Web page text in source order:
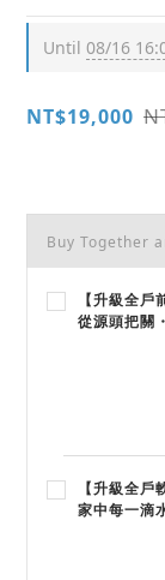
Until 08/16
NT$19,000
Buy Together
【升級全
從源頭把關
【升級全
家中每一滴